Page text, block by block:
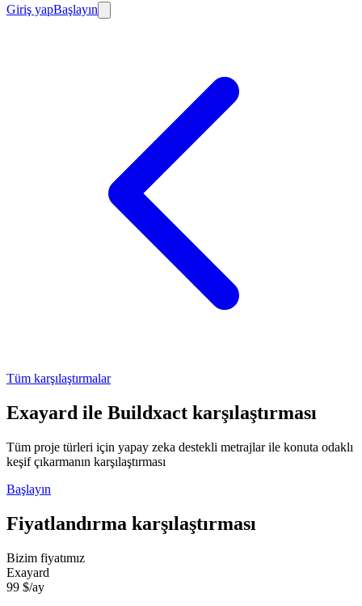
Giriş yapBaşlayın
Tüm karşılaştırmalar
Exayard ile Buildxact karşılaştırması
Tüm proje türleri için yapay zeka destekli metrajlar ile konuta odaklı
keşif çıkarmanın karşılaştırması
Başlayın
Fiyatlandırma karşılaştırması
Bizim fiyatımız
Exayard
99 $/ay